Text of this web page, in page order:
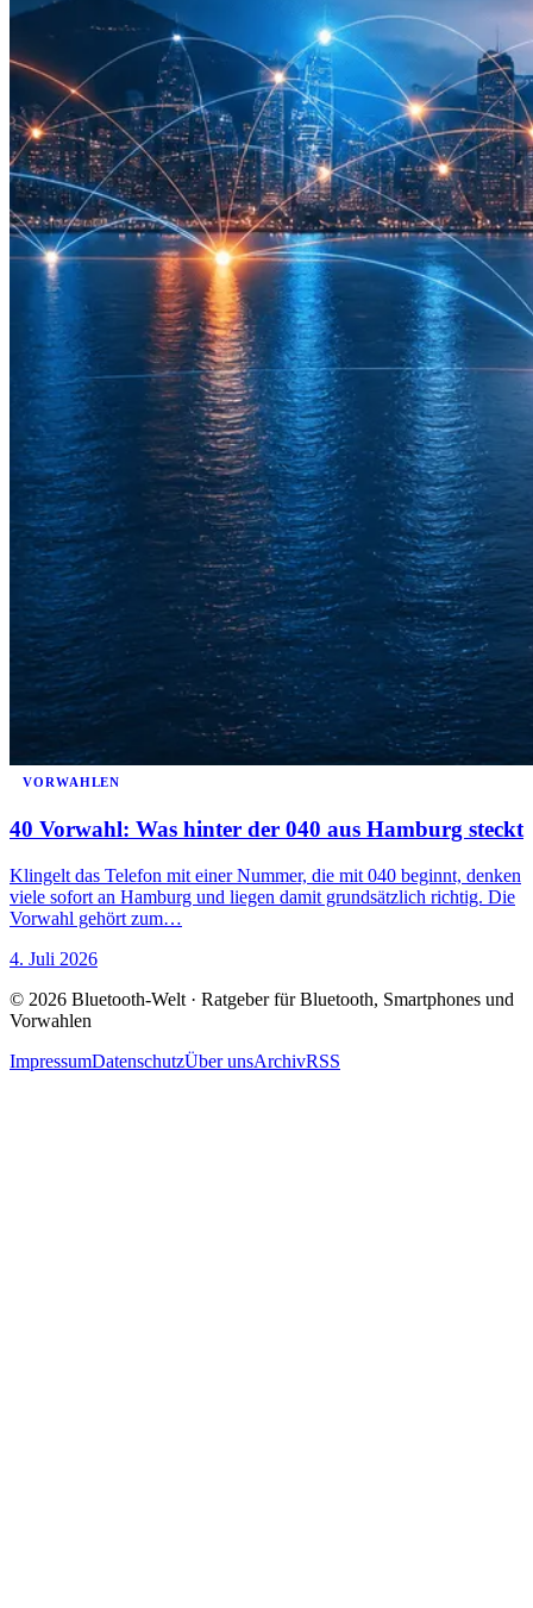
VORWAHLEN
40 Vorwahl: Was hinter der 040 aus Hamburg steckt
Klingelt das Telefon mit einer Nummer, die mit 040 beginnt, denken
viele sofort an Hamburg und liegen damit grundsätzlich richtig. Die
Vorwahl gehört zum…
4. Juli 2026
© 2026 Bluetooth-Welt · Ratgeber für Bluetooth, Smartphones und
Vorwahlen
ImpressumDatenschutzÜber unsArchivRSS